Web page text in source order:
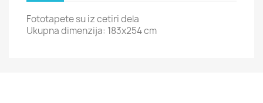
Fototapete su iz cetiri dela
Ukupna dimenzija: 183x254 cm